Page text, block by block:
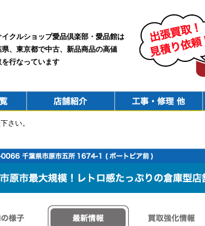
イクルショップ愛品倶楽部・愛品館は
県、東京都で中古、新品商品の高値
を行なっています
さい。